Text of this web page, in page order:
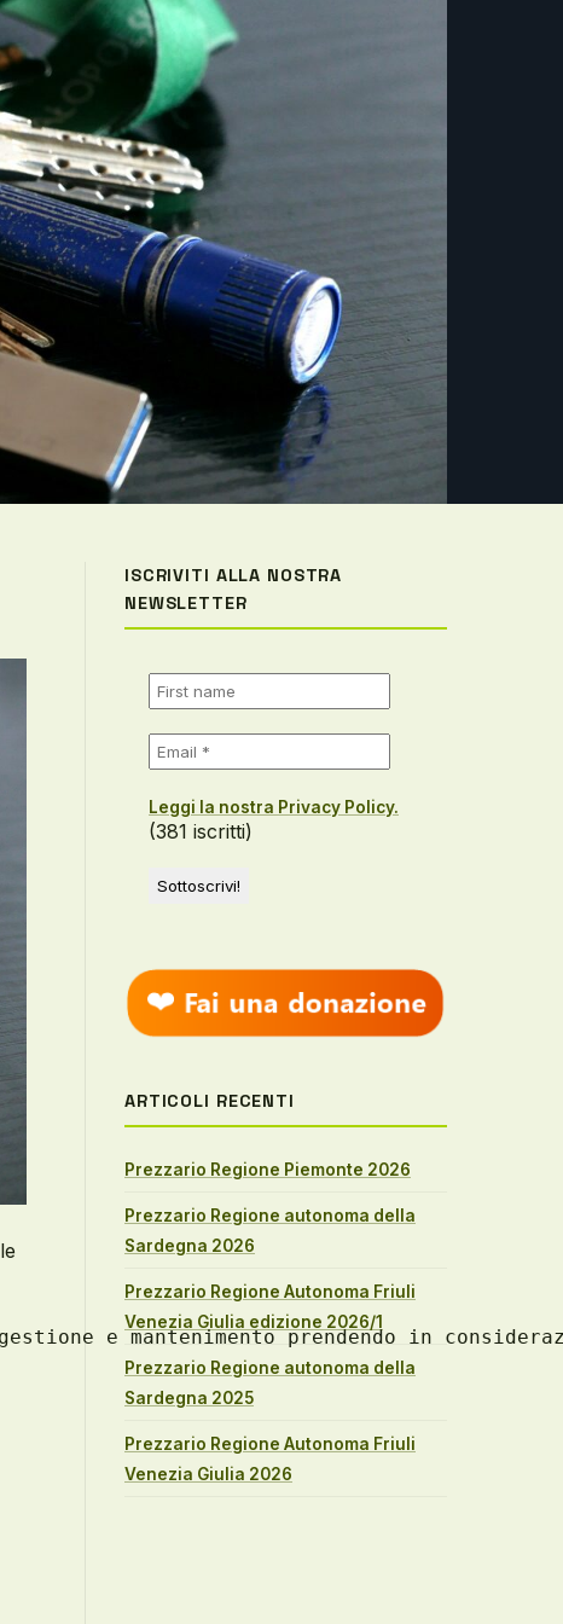
e mantenimento prendendo in
ISCRIVITI ALLA NOSTRA
NEWSLETTER
Leggi la nostra Privacy Policy.
(381 iscritti)
ARTICOLI RECENTI
Prezzario Regione Piemonte 2026
Prezzario Regione autonoma della
Sardegna 2026
Prezzario Regione Autonoma Friuli
Venezia Giulia edizione 2026/1
Prezzario Regione autonoma della
Sardegna 2025
Prezzario Regione Autonoma Friuli
Venezia Giulia 2026